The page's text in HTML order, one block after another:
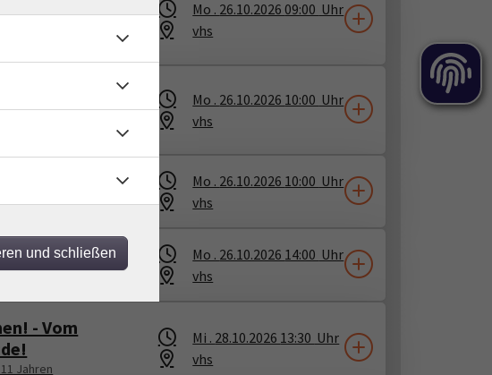
Mo . 26.10.2026 09:00 Uhr
vhs
mindestens 1
Mo . 26.10.2026 10:00 Uhr
vhs
16 Jahre)
Mo . 26.10.2026 10:00 Uhr
vhs
7-9)
Mo . 26.10.2026 14:00 Uhr
vhs
- Vom
Jahren
Mi . 28.10.2026 13:30 Uhr
vhs
und schließen